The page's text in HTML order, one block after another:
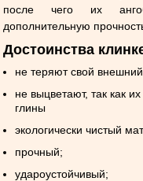
после чего их
дополнительную
Достоинства
не теряют свой
не выцветают, так как
глины
экологически чистый
прочный;
удароустойчивый;